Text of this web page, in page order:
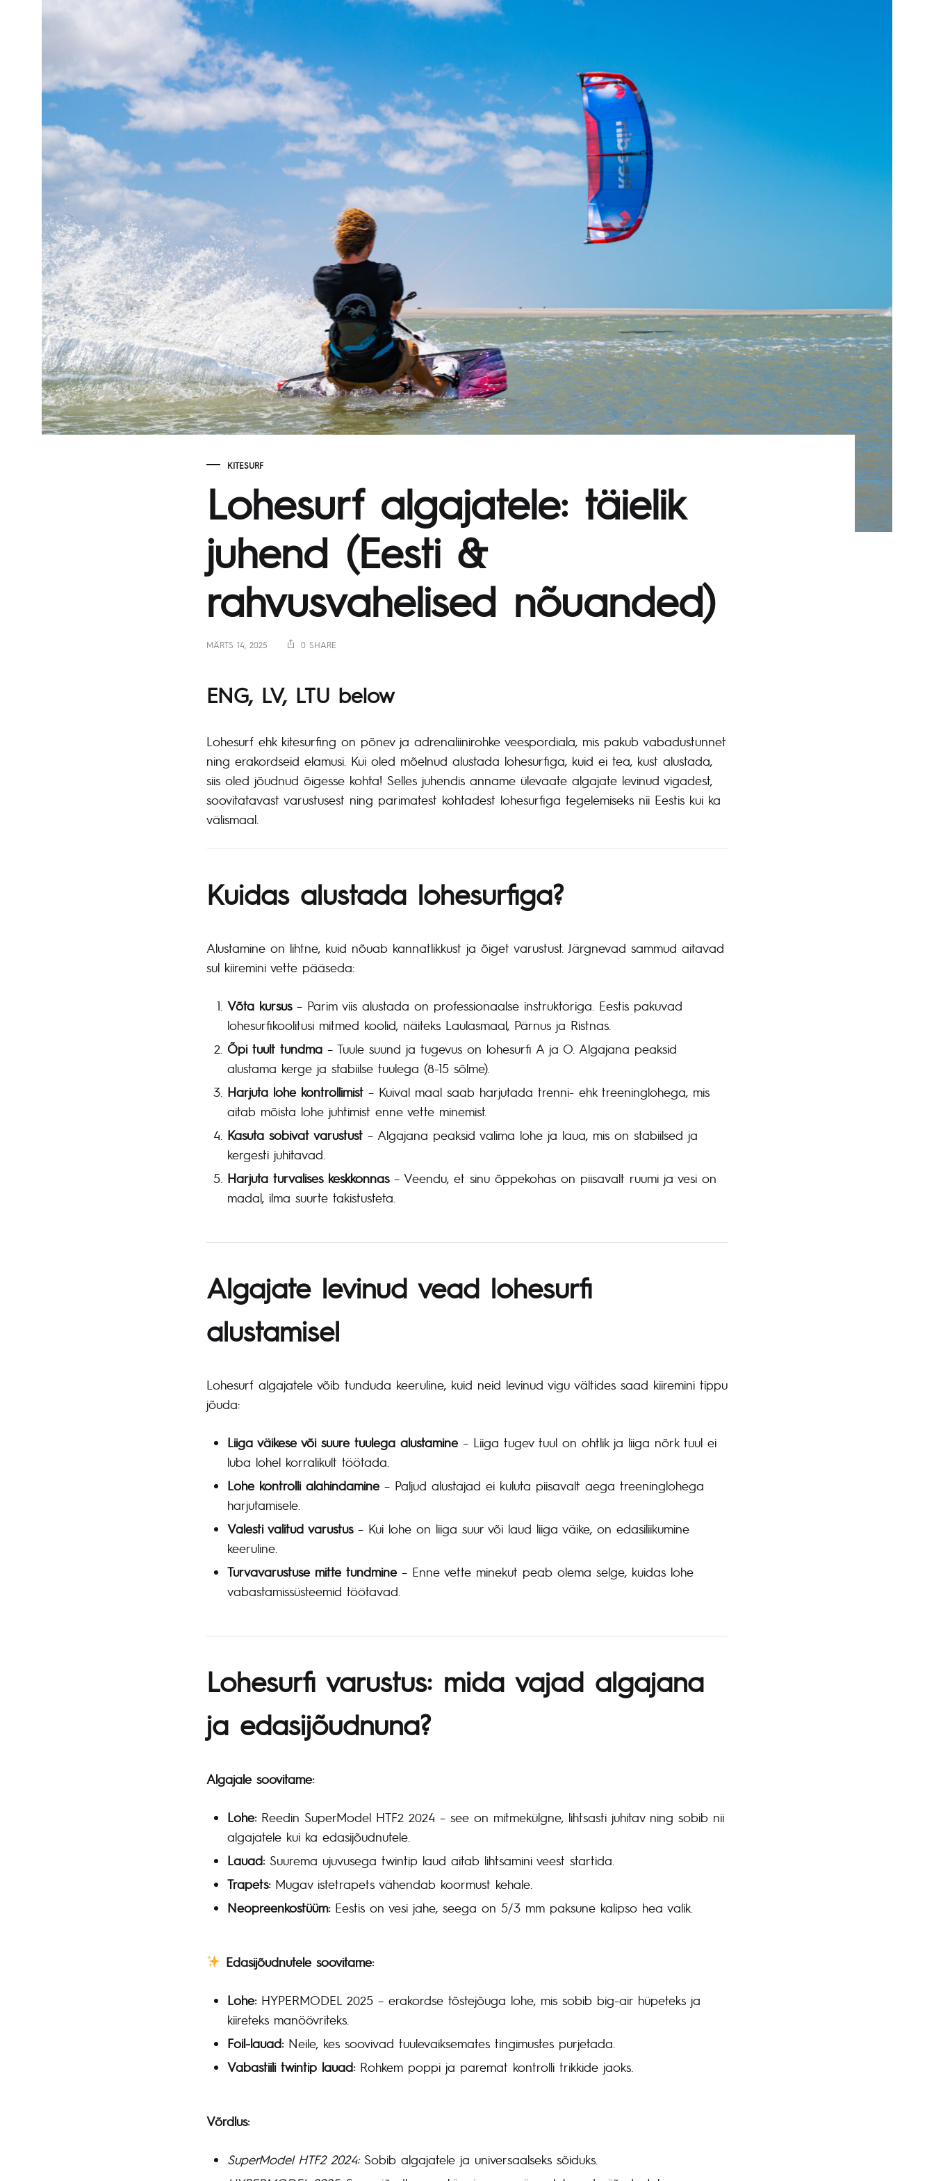
KITESURF
Lohesurf algajatele: täielik
juhend (Eesti &
rahvusvahelised nõuanded)
MÄRTS 14, 2025 0 SHARE
ENG, LV, LTU below
Lohesurf ehk kitesurfing on põnev ja adrenaliinirohke veespordiala, mis pakub vabadustunnet
ning erakordseid elamusi. Kui oled mõelnud alustada lohesurfiga, kuid ei tea, kust alustada,
siis oled jõudnud õigesse kohta! Selles juhendis anname ülevaate algajate levinud vigadest,
soovitatavast varustusest ning parimatest kohtadest lohesurfiga tegelemiseks nii Eestis kui ka
välismaal.
Kuidas alustada lohesurfiga?
Alustamine on lihtne, kuid nõuab kannatlikkust ja õiget varustust. Järgnevad sammud aitavad
sul kiiremini vette pääseda:
Võta kursus– Parim viis alustada on professionaalse instruktoriga. Eestis pakuvad
lohesurfikoolitusi mitmed koolid, näiteks Laulasmaal, Pärnus ja Ristnas.
Õpi tuult tundma – Tuule suund ja tugevus on lohesurfi A ja O. Algajana peaksid
alustama kerge ja stabiilse tuulega (8-15 sõlme).
Harjuta lohe kontrollimist – Kuival maal saab harjutada trenni- ehk treeninglohega, mis
aitab mõista lohe juhtimist enne vette minemist.
Kasuta sobivat varustust – Algajana peaksid valima lohe ja laua, mis on stabiilsed ja
kergesti juhitavad.
Harjuta turvalises keskkonnas– Veendu, et sinu õppekohas on piisavalt ruumi ja vesi on
madal, ilma suurte takistusteta.
Algajate levinud vead lohesurfi
alustamisel
Lohesurf algajatele võib tunduda keeruline, kuid neid levinud vigu vältides saad kiiremini tippu
jõuda:
Liiga väikese või suure tuulega alustamine – Liiga tugev tuul on ohtlik ja liiga nõrk tuul ei
luba lohel korralikult töötada.
Lohe kontrolli alahindamine – Paljud alustajad ei kuluta piisavalt aega treeninglohega
harjutamisele.
Valesti valitud varustus– Kui lohe on liiga suur või laud liiga väike, on edasiliikumine
keeruline.
Turvavarustuse mitte tundmine – Enne vette minekut peab olema selge, kuidas lohe
vabastamissüsteemid töötavad.
Lohesurfi varustus: mida vajad algajana
ja edasijõudnuna?
Algajale soovitame:
Lohe:Reedin SuperModel HTF2 2024 – see on mitmekülgne, lihtsasti juhitav ning sobib nii
algajatele kui ka edasijõudnutele.
Lauad:Suurema ujuvusega twintip laud aitab lihtsamini veest startida.
Trapets:Mugav istetrapets vähendab koormust kehale.
Neopreenkostüüm:Eestis on vesi jahe, seega on 5/3 mm paksune kalipso hea valik.
Edasijõudnutele soovitame:
Lohe:HYPERMODEL 2025 – erakordse tõstejõuga lohe, mis sobib big-air hüpeteks ja
kiireteks manöövriteks.
Foil-lauad:Neile, kes soovivad tuulevaiksemates tingimustes purjetada.
Vabastiili twintip lauad:Rohkem poppi ja paremat kontrolli trikkide jaoks.
Võrdlus:
SuperModel HTF2 2024:Sobib algajatele ja universaalseks sõiduks.